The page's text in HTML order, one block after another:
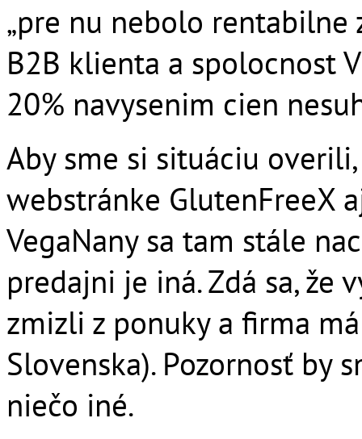
„pre nu nebolo
B2B klienta a spolocnost
20% navysenim cien
Aby sme si situáciu
webstránke GlutenFreeX
VegaNany sa tam stále
predajni je iná. Zdá sa, že
zmizli z ponuky a firma
Slovenska). Pozornosť by
niečo iné.